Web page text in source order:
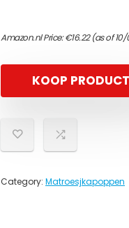
Amazon.nl Price:€16.22(as of 10/
KOOP PRODUCT
Category: Matroesjkapoppen